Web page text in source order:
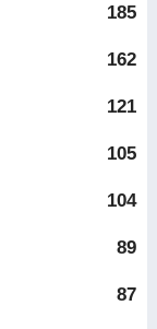
185
162
121
105
104
89
87